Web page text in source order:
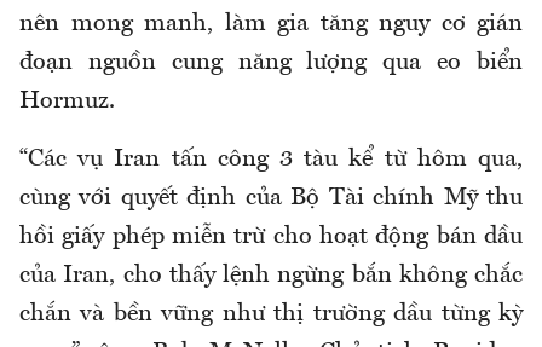
nên mong manh, làm gia tăng nguy cơ gián
đoạn nguồn cung năng lượng qua eo biển
Hormuz.
“Các vụ Iran tấn công 3 tàu kể từ hôm qua,
cùng với quyết định của Bộ Tài chính Mỹ thu
hồi giấy phép miễn trừ cho hoạt động bán dầu
của Iran, cho thấy lệnh ngừng bắn không chắc
chắn và bền vững như thị trường dầu từng kỳ